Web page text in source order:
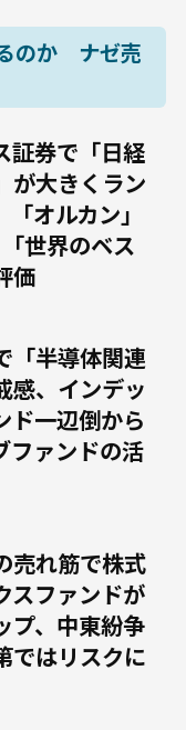
のか ナゼ売
証券で「日経
が大きくラン
オルカン」
「世界のベス
価
「半導体関連
感、インデッ
ド一辺倒から
ファンドの活
売れ筋で株式
スファンドが
プ、中東紛争
ではリスクに